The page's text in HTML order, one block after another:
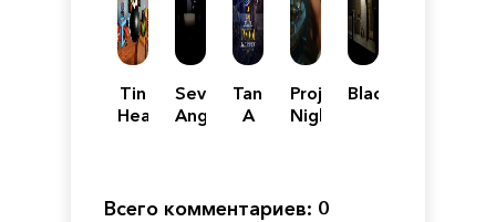
Tin
Hearts
Seventh
Angel
Tandem:
A
Project
Nightmares
Kedward
Blackberry
Всего комментариев: 0